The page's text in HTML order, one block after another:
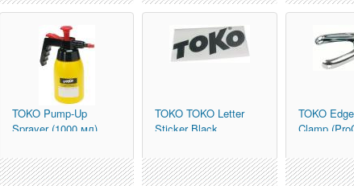
TOKO Pump-Up
Sprayer (1000 мл)
TOKO TOKO Letter
Sticker Black
TOKO
Clamp